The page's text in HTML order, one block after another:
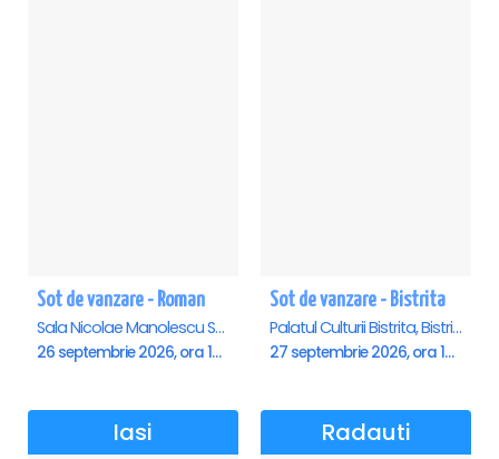
Sot de vanzare - Roman
Sala Nicolae Manolescu Strunga (Sala de festivitati a Primariei Roman), Roman
26 septembrie 2026, ora 19:00
Sot de vanzare - Bistrita
Palatul Culturii Bistrita, Bistrita
27 septembrie 2026, ora 19:00
Iasi Radauti